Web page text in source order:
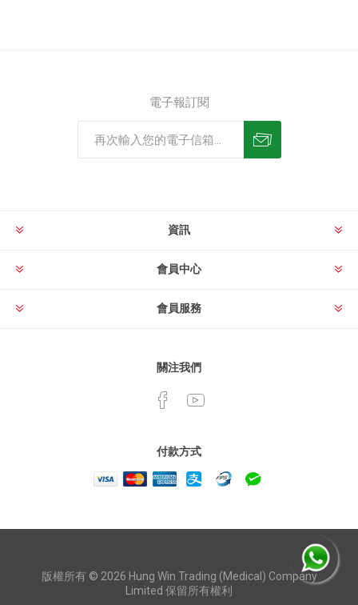
電子報訂閱
資訊
會員中心
會員服務
關注我們
付款方式
版權所有 © 2026 Hung Win Trading (Medical) Company
Limited 保留所有權利